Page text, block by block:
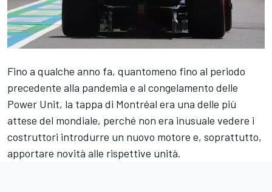
Fino a qualche anno fa, quantomeno fino al periodo
precedente alla pandemia e al congelamento delle
Power Unit, la tappa di Montréal era una delle più
attese del mondiale, perché non era inusuale vedere i
costruttori introdurre un nuovo motore e, soprattutto,
apportare novità alle rispettive unità.